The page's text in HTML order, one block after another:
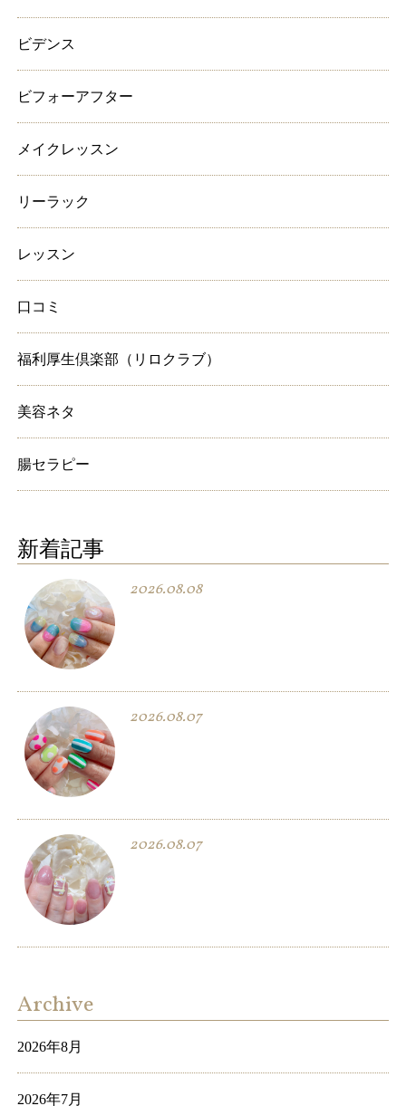
ビデンス
ビフォーアフター
メイクレッスン
リーラック
レッスン
口コミ
福利厚生倶楽部（リロクラブ）
美容ネタ
腸セラピー
新着記事
2026.08.08
2026.08.07
2026.08.07
Archive
2026年8月
2026年7月